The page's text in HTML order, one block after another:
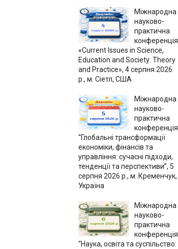
Міжнародна
науково-
практична
конференція
«Current Issues in Science,
Education and Society: Theory
and Practice», 4 серпня 2026
р., м. Сіетл, США
Міжнародна
науково-
практична
конференція
“Глобальні трансформації
економіки, фінансів та
управління: сучасні підходи,
тенденції та перспективи”, 5
серпня 2026 р., м. Кременчук,
Україна
Міжнародна
науково-
практична
конференція
“Наука, освіта та суспільство: